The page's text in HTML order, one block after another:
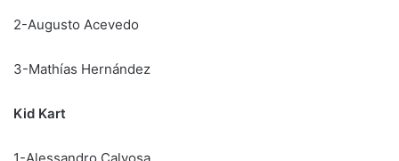
2-Augusto Acevedo
3-Mathías Hernández
Kid Kart